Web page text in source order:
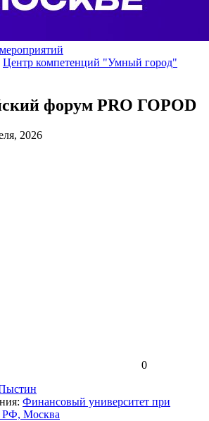
Центр компетенций "Умный город"
форум PRO ГОРОD
2026
0
Финансовый университет при
РФ, Москва